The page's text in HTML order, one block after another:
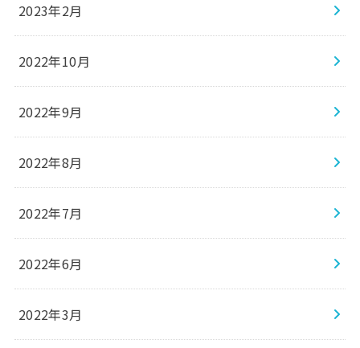
2023年2月
2022年10月
2022年9月
2022年8月
2022年7月
2022年6月
2022年3月